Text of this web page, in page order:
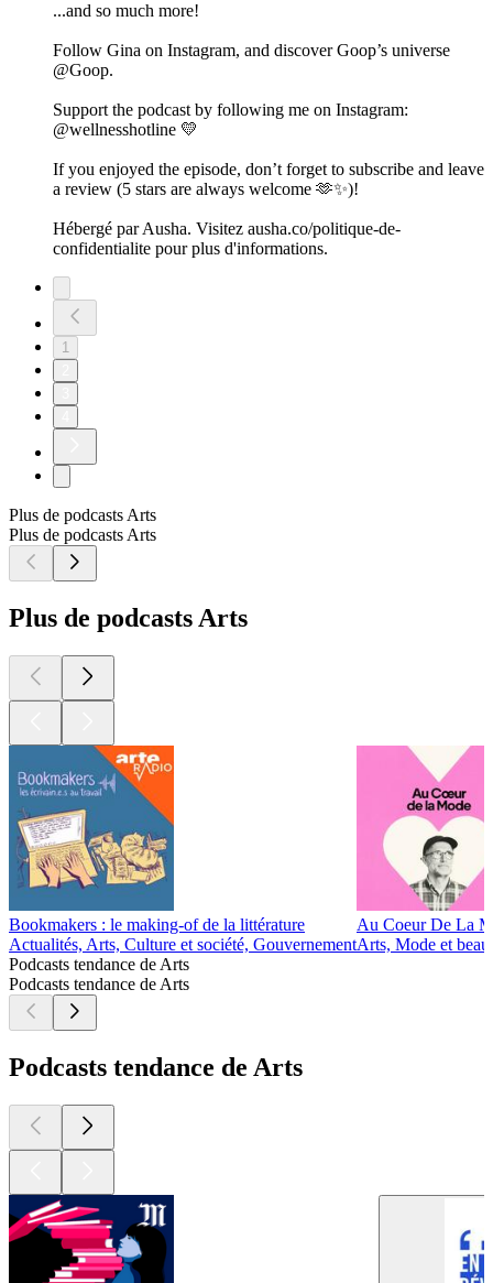
...and so much more!
Follow Gina on Instagram, and discover Goop’s universe
@Goop.
Support the podcast by following me on Instagram:
@wellnesshotline 💛
If you enjoyed the episode, don’t forget to subscribe and leave
a review (5 stars are always welcome 🫶✨)!
Hébergé par Ausha. Visitez ausha.co/politique-de-
confidentialite pour plus d'informations.
1
Plus de podcasts Arts
Plus de podcasts Arts
Plus de podcasts Arts
Bookmakers : le making-of de la littérature
Actualités, Arts, Culture et société, Gouvernement
Au Coeur De La
Arts, Mode et
Podcasts tendance de Arts
Podcasts tendance de Arts
Podcasts tendance de Arts